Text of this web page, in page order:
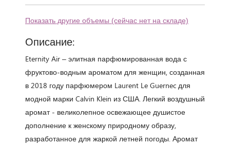
Показать другие объемы (сейчас нет на складе)
Описание:
Eternity Air – элитная парфюмированная вода с
фруктово-водным ароматом для женщин, созданная
в 2018 году парфюмером Laurent Le Guernec для
модной марки Calvin Klein из США. Легкий воздушный
аромат - великолепное освежающее душистое
дополнение к женскому природному образу,
разработанное для жаркой летней погоды. Аромат